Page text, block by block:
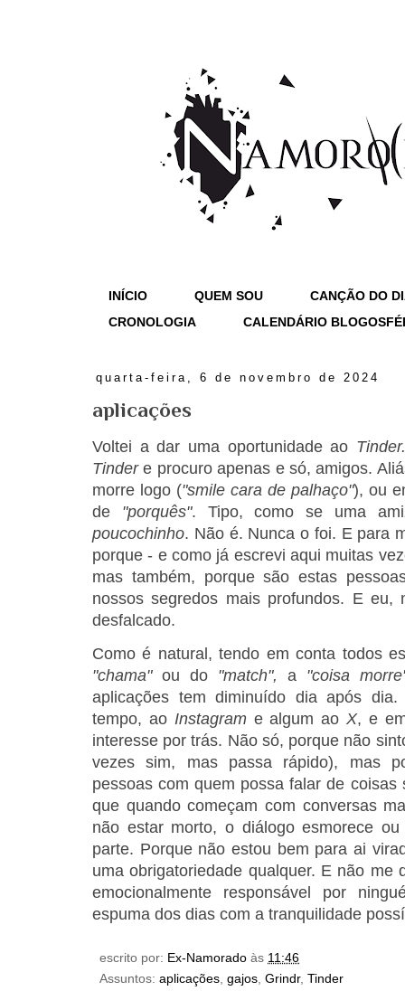
INÍCIO QUEM SOU
CANÇÃO DO
CRONOLOGIA
CALENDÁRIO
quarta-feira, 6 de novembro de 2024
aplicações
Voltei a dar uma oportunidade ao Tinder.
Tindere procuro apenas e só, amigos.
morre logo ("smile cara de palhaço"), ou
de "porquês". Tipo, como se uma
poucochinho. Não é. Nunca o foi. E para
porque - e como já escrevi aqui muitas
mas também, porque são estas
nossos segredos mais profundos. E eu,
desfalcado.
Como é natural, tendo em conta todos
"chama"ou do "match", a "coisa
aplicações tem diminuído dia após
tempo, ao Instagram e algum aoX, e
interesse por trás. Não só, porque não
vezes sim, mas passa rápido), mas
pessoas com quem possa falar de
que quando começam com conversas
não estar morto, o diálogo esmorece
parte. Porque não estou bem para ai
uma obrigatoriedade qualquer. E não me
emocionalmente responsável por
espuma dos dias com a tranquilidade
escrito por: Ex-Namorado às 11:46
Assuntos: aplicações, gajos, Grindr, Tinder